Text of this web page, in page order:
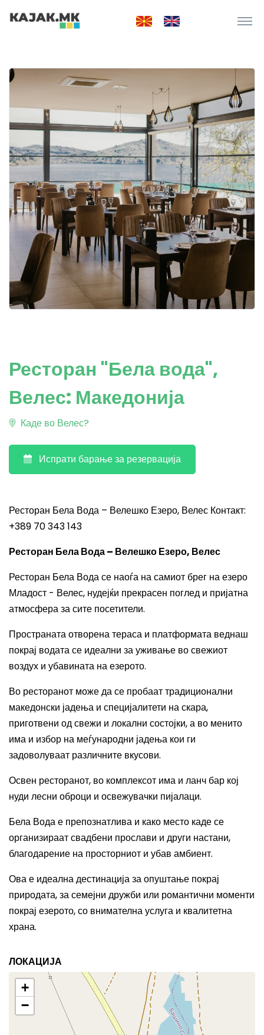
Ресторан "Бела вода",
Велес: Македонија
Каде во Велес?
Испрати барање за резервација
Ресторан Бела Вода – Велешко Езеро, Велес Контакт:
+389 70 343 143
Ресторан Бела Вода – Велешко Езеро, Велес
Ресторан Бела Вода се наоѓа на самиот брег на езеро
Младост - Велес, нудејќи прекрасен поглед и пријатна
атмосфера за сите посетители.
Пространата отворена тераса и платформата веднаш
покрај водата се идеални за уживање во свежиот
воздух и убавината на езерото.
Во ресторанот може да се пробаат традиционални
македонски јадења и специјалитети на скара,
приготвени од свежи и локални состојки, а во менито
има и избор на меѓународни јадења кои ги
задоволуваат различните вкусови.
Освен ресторанот, во комплексот има и ланч бар кој
нуди лесни оброци и освежувачки пијалаци.
Бела Вода е препознатлива и како место каде се
организираат свадбени прослави и други настани,
благодарение на просторниот и убав амбиент.
Ова е идеална дестинација за опуштање покрај
природата, за семејни дружби или романтични моменти
покрај езерото, со внимателна услуга и квалитетна
храна.
ЛОКАЦИЈА
+
−